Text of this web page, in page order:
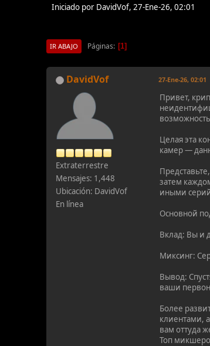
Iniciado por DavidVof, 27-Ene-26, 02:01
IR ABAJO Páginas 1
DavidVof
Extraterrestre
Mensajes: 1,448
Ubicación: DavidVof
En línea
27-Ene-26, 02:01
Привет,
Целая эта
камер —
затем
иными
Основной
Вклад: Вы и
Миксинг:
Вывод:
ваши
Более
клиентами,
вам оттуда
Топ